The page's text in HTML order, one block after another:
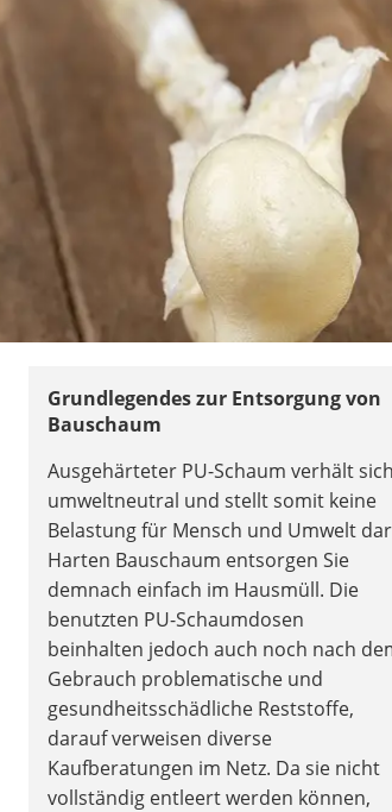
Grundlegendes zur Entsorgung von
Bauschaum
Ausgehärteter PU-Schaum verhält sich
umweltneutral und stellt somit keine
Belastung für Mensch und Umwelt
Harten Bauschaum entsorgen Sie
demnach einfach im Hausmüll. Die
benutzten PU-Schaumdosen
beinhalten jedoch auch noch nach
Gebrauch problematische und
gesundheitsschädliche Reststoffe,
darauf verweisen diverse
Kaufberatungen im Netz. Da sie nicht
vollständig entleert werden können,